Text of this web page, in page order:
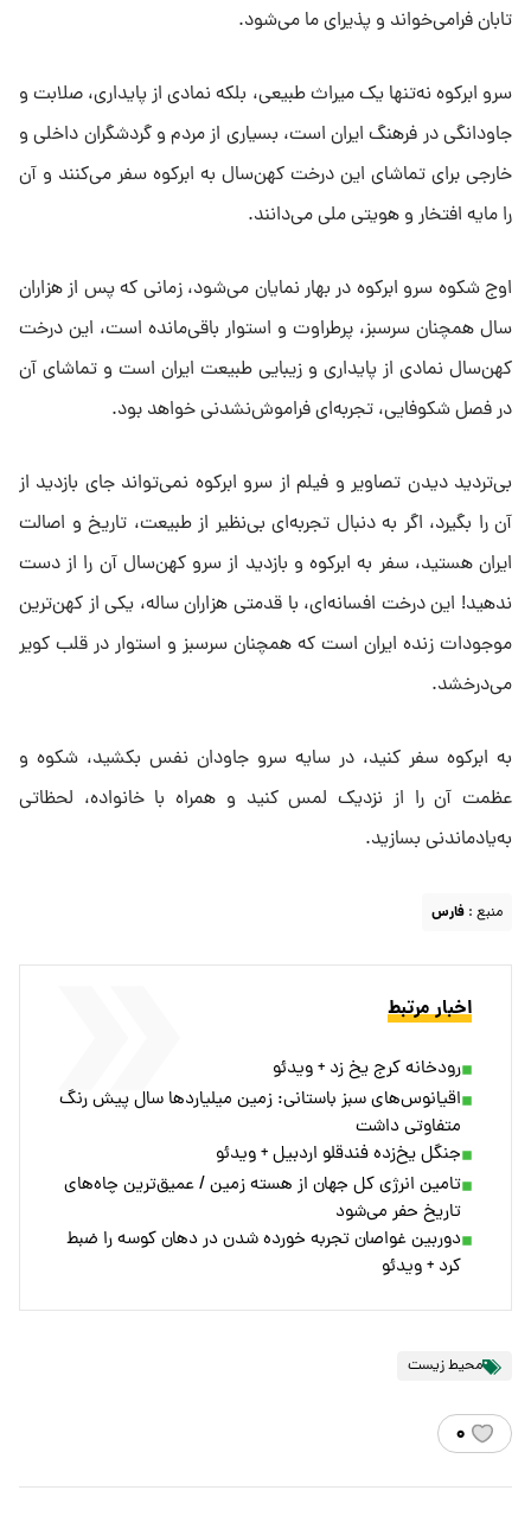
تابان فرامی‌خواند و پذیرای ما می‌شود.
سرو ابرکوه نه‌تنها یک میراث طبیعی، بلکه نمادی از پایداری، صلابت و
جاودانگی در فرهنگ ایران است، بسیاری از مردم و گردشگران داخلی و
خارجی برای تماشای این درخت کهن‌سال به ابرکوه سفر می‌کنند و آن
را مایه افتخار و هویتی ملی می‌دانند.
اوج شکوه سرو ابرکوه در بهار نمایان می‌شود، زمانی که پس از هزاران
سال همچنان سرسبز، پرطراوت و استوار باقی‌مانده است، این درخت
کهن‌سال نمادی از پایداری و زیبایی طبیعت ایران است و تماشای آن
در فصل شکوفایی، تجربه‌ای فراموش‌نشدنی خواهد بود.
بی‌تردید دیدن تصاویر و فیلم از سرو ابرکوه نمی‌تواند جای بازدید از
آن را بگیرد، اگر به دنبال تجربه‌ای بی‌نظیر از طبیعت، تاریخ و اصالت
ایران هستید، سفر به ابرکوه و بازدید از سرو کهن‌سال آن را از دست
ندهید! این درخت افسانه‌ای، با قدمتی هزاران ساله، یکی از کهن‌ترین
موجودات زنده ایران است که همچنان سرسبز و استوار در قلب کویر
می‌درخشد.
به ابرکوه سفر کنید، در سایه سرو جاودان نفس بکشید، شکوه و
عظمت آن را از نزدیک لمس کنید و همراه با خانواده، لحظاتی
به‌یادماندنی بسازید.
منبع : فارس
اخبار مرتبط
رودخانه کرج یخ زد + ویدئو
اقیانوس‌های سبز باستانی: زمین میلیاردها سال پیش رنگ
متفاوتی داشت
جنگل یخ‌زده فندقلو اردبیل + ویدئو
تامین انرژی کل جهان از هسته زمین / عمیق‌ترین چاه‌های
تاریخ حفر می‌شود
دوربین غواصان تجربه خورده شدن در دهان کوسه را ضبط
کرد + ویدئو
محیط زیست
۰